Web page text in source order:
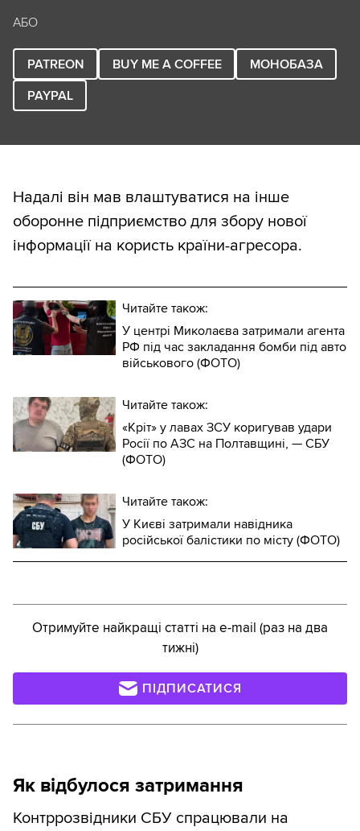
АБО
PATREON BUY ME A COFFEE
МОНОБАЗА
PAYPAL
Надалі він мав влаштуватися на інше
оборонне підприємство для збору нової
інформації на користь країни-агресора.
Читайте також:
У центрі Миколаєва затримали агента
РФ під час закладання бомби під авто
військового (ФОТО)
Читайте також:
«Кріт» у лавах ЗСУ коригував удари
Росії по АЗС на Полтавщині, — СБУ
(ФОТО)
Читайте також:
У Києві затримали навідника
російської балістики по місту (ФОТО)
Отримуйте найкращі статті на e-mail (раз на два
тижні)
ПІДПИСАТИСЯ
Як відбулося затримання
Контррозвідники СБУ спрацювали на